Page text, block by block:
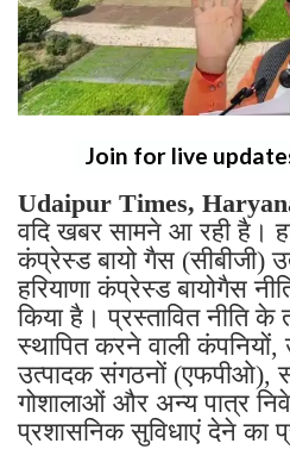
Join for live
Udaipur Times,
वदि खबर सामने आ रही है।
कंप्रेस्ड बायो गैस (सीबीजी)
हरियाणा कंप्रेस्ड बायोगैस
किया है। प्रस्तावित नीति
स्थापित करने वाली कंपनियों,
उत्पादक संगठनों (एफपीओ),
गोशालाओं और अन्य पात्र
प्रशासनिक सुविधाएं देने का